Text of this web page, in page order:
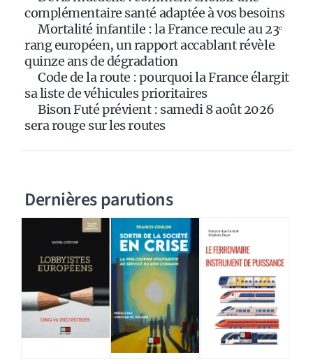
complémentaire santé adaptée à vos besoins
Mortalité infantile : la France recule au 23ᵉ
rang européen, un rapport accablant révèle
quinze ans de dégradation
Code de la route : pourquoi la France élargit
sa liste de véhicules prioritaires
Bison Futé prévient : samedi 8 août 2026
sera rouge sur les routes
Dernières parutions